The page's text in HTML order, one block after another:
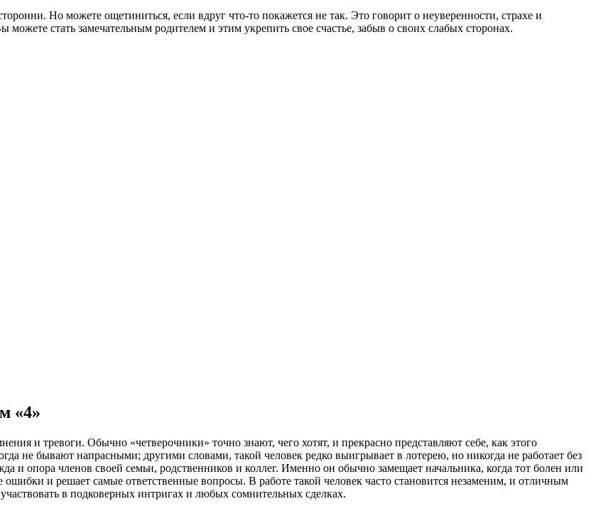
Но можете ощетиниться, если вдруг что-то покажется не так. Это говорит о неуверенности, страхе и
стать замечательным родителем и этим укрепить свое счастье, забыв о своих слабых сторонах.
«4»
и тревоги. Обычно «четверочники» точно знают, чего хотят, и прекрасно представляют себе, как этого
не бывают напрасными; другими словами, такой человек редко выигрывает в лотерею, но никогда не работает без
и опора членов своей семьи, родственников и коллег. Именно он обычно замещает начальника, когда тот болен или
ошибки и решает самые ответственные вопросы. В работе такой человек часто становится незаменим, и отличным
в подковерных интригах и любых сомнительных сделках.